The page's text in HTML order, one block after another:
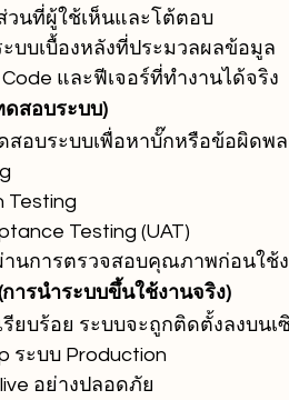
วนที่ผู้ใช้เห็นและโต้ตอบ
ะบบเบื้องหลังที่ประมวลผลข้อมูล
และฟีเจอร์ที่ทำงานได้จริง
ดสอบระบบ)
สอบระบบเพื่อหาบั๊กหรือข้อผิดพ
Testing
Testing (UAT)
านการตรวจสอบคุณภาพก่อนใช้
ารนำระบบขึ้นใช้งานจริง)
ยบร้อย ระบบจะถูกติดตั้งลงบนเ
ระบบ Production
อย่างปลอดภัย